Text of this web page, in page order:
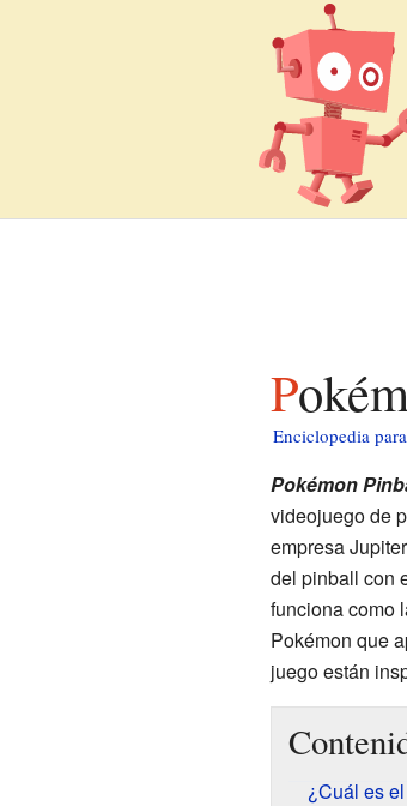
Enciclopedia
Pokémon
videojuego de
empresa
del pinball con
funciona como
Pokémon que
juego están
¿Cuál es